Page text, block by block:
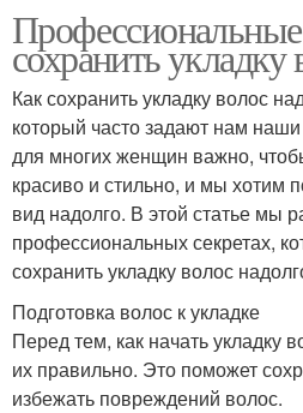
сохранить укладку
Как сохранить укладку волос
который часто задают нам
для многих женщин важно,
красиво и стильно, и мы хотим
вид надолго. В этой статье мы
профессиональных секретах,
сохранить укладку волос
Подготовка волос к укладке
Перед тем, как начать укладку
их правильно. Это поможет
избежать повреждений волос.